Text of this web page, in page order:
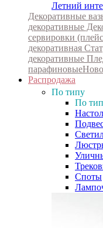
Летний
Декоративные
декоративные
сервировки
декоративная
декоративные
парафиновые
Распродажа
По типу
По
Споты